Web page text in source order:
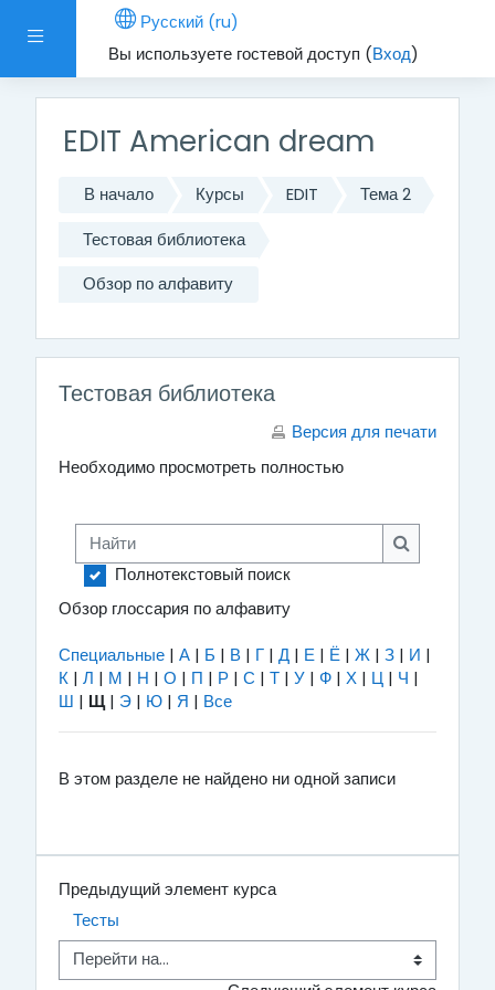
Боковая панель
Русский ‎(ru)‎
Вы используете гостевой доступ (Вход)
Перейти к основному содержанию
EDIT American dream
В начало Курсы EDIT Тема 2
Тестовая библиотека
Обзор по алфавиту
Тестовая библиотека
Версия для печати
Необходимо просмотреть полностью
Найти
Найти
Полнотекстовый поиск
Обзор глоссария по алфавиту
Специальные | А | Б | В | Г | Д | Е | Ё | Ж | З | И |
К | Л | М | Н | О | П | Р | С | Т | У | Ф | Х | Ц | Ч |
Ш | Щ| Э | Ю | Я | Все
В этом разделе не найдено ни одной записи
Предыдущий элемент курса
Тесты
Перейти на...